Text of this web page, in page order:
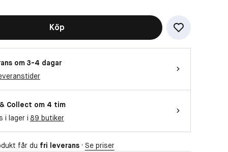
Köp
om 3-4 dagar
Collect om 4 tim
i lager i 89 butiker
får du fri leverans· Se priser